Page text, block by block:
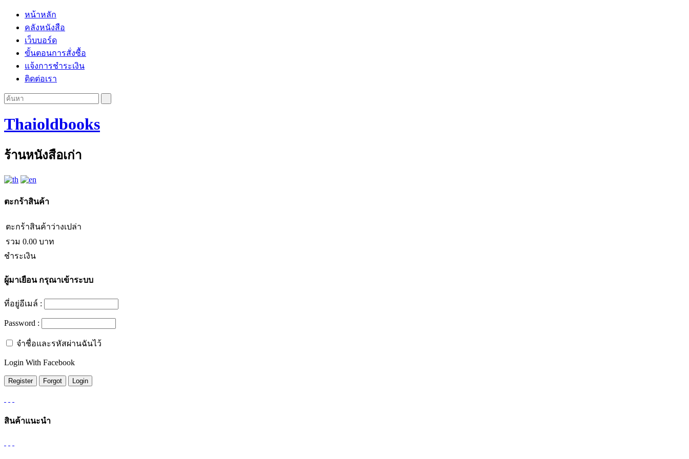
หน้าหลัก
คลังหนังสือ
เว็บบอร์ด
ขั้นตอนการสั่งซื้อ
แจ้งการชำระเงิน
ติดต่อเรา
Thaioldbooks
ร้านหนังสือเก่า
ตะกร้าสินค้า
ตะกร้าสินค้าว่างเปล่า
รวม 0.00 บาท
ชำระเงิน
ผู้มาเยือนกรุณาเข้าระบบ
ที่อยู่อีเมล์ :
Password :
จำชื่อและรหัสผ่านฉันไว้
Login With Facebook
สินค้าแนะนำ